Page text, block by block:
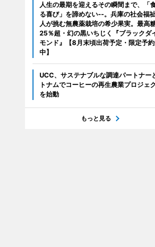
人生の最期を迎えるその瞬間まで、「
る喜び」を諦めない--。兵庫の社会福
人が挑む無農薬栽培の希少果実。最高
25％超・幻の黒いちじく『ブラックダ
モンド』【8月末頃出荷予定・限定予
中】
UCC、サステナブルな調達パートナー
トナムでコーヒーの再生農業プロジェ
を始動
もっと見る